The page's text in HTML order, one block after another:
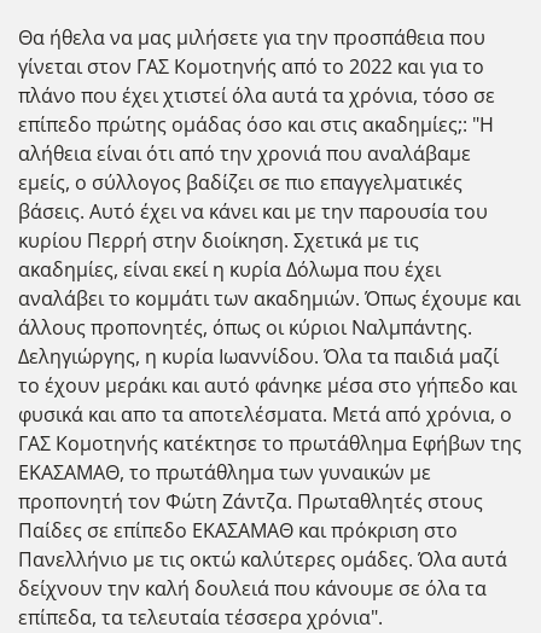
Θα ήθελα να μας μιλήσετε για την προσπάθεια που
γίνεται στον ΓΑΣ Κομοτηνής από το 2022 και για το
πλάνο που έχει χτιστεί όλα αυτά τα χρόνια, τόσο σε
επίπεδο πρώτης ομάδας όσο και στις ακαδημίες;: "Η
αλήθεια είναι ότι από την χρονιά που αναλάβαμε
εμείς, ο σύλλογος βαδίζει σε πιο επαγγελματικές
βάσεις. Αυτό έχει να κάνει και με την παρουσία του
κυρίου Περρή στην διοίκηση. Σχετικά με τις
ακαδημίες, είναι εκεί η κυρία Δόλωμα που έχει
αναλάβει το κομμάτι των ακαδημιών. Όπως έχουμε και
άλλους προπονητές, όπως οι κύριοι Ναλμπάντης.
Δεληγιώργης, η κυρία Ιωαννίδου. Όλα τα παιδιά μαζί
το έχουν μεράκι και αυτό φάνηκε μέσα στο γήπεδο και
φυσικά και απο τα αποτελέσματα. Μετά από χρόνια, ο
ΓΑΣ Κομοτηνής κατέκτησε το πρωτάθλημα Εφήβων της
ΕΚΑΣΑΜΑΘ, το πρωτάθλημα των γυναικών με
προπονητή τον Φώτη Ζάντζα. Πρωταθλητές στους
Παίδες σε επίπεδο ΕΚΑΣΑΜΑΘ και πρόκριση στο
Πανελλήνιο με τις οκτώ καλύτερες ομάδες. Όλα αυτά
δείχνουν την καλή δουλειά που κάνουμε σε όλα τα
επίπεδα, τα τελευταία τέσσερα χρόνια".